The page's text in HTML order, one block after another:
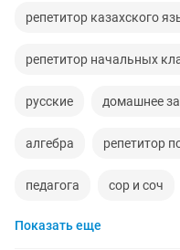
репетитор казахского
репетитор начальных
русские домашнее
алгебра репетитор
педагога сор и соч
классы русского языка
Показать еще